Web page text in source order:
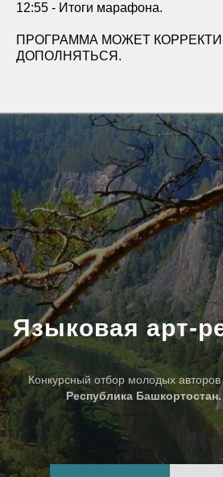
12:55 - Итоги марафона.
ПРОГРАММА МОЖЕТ
ДОПОЛНЯТЬСЯ.
Языковая арт-
Конкурсный отбор молодых
Республика